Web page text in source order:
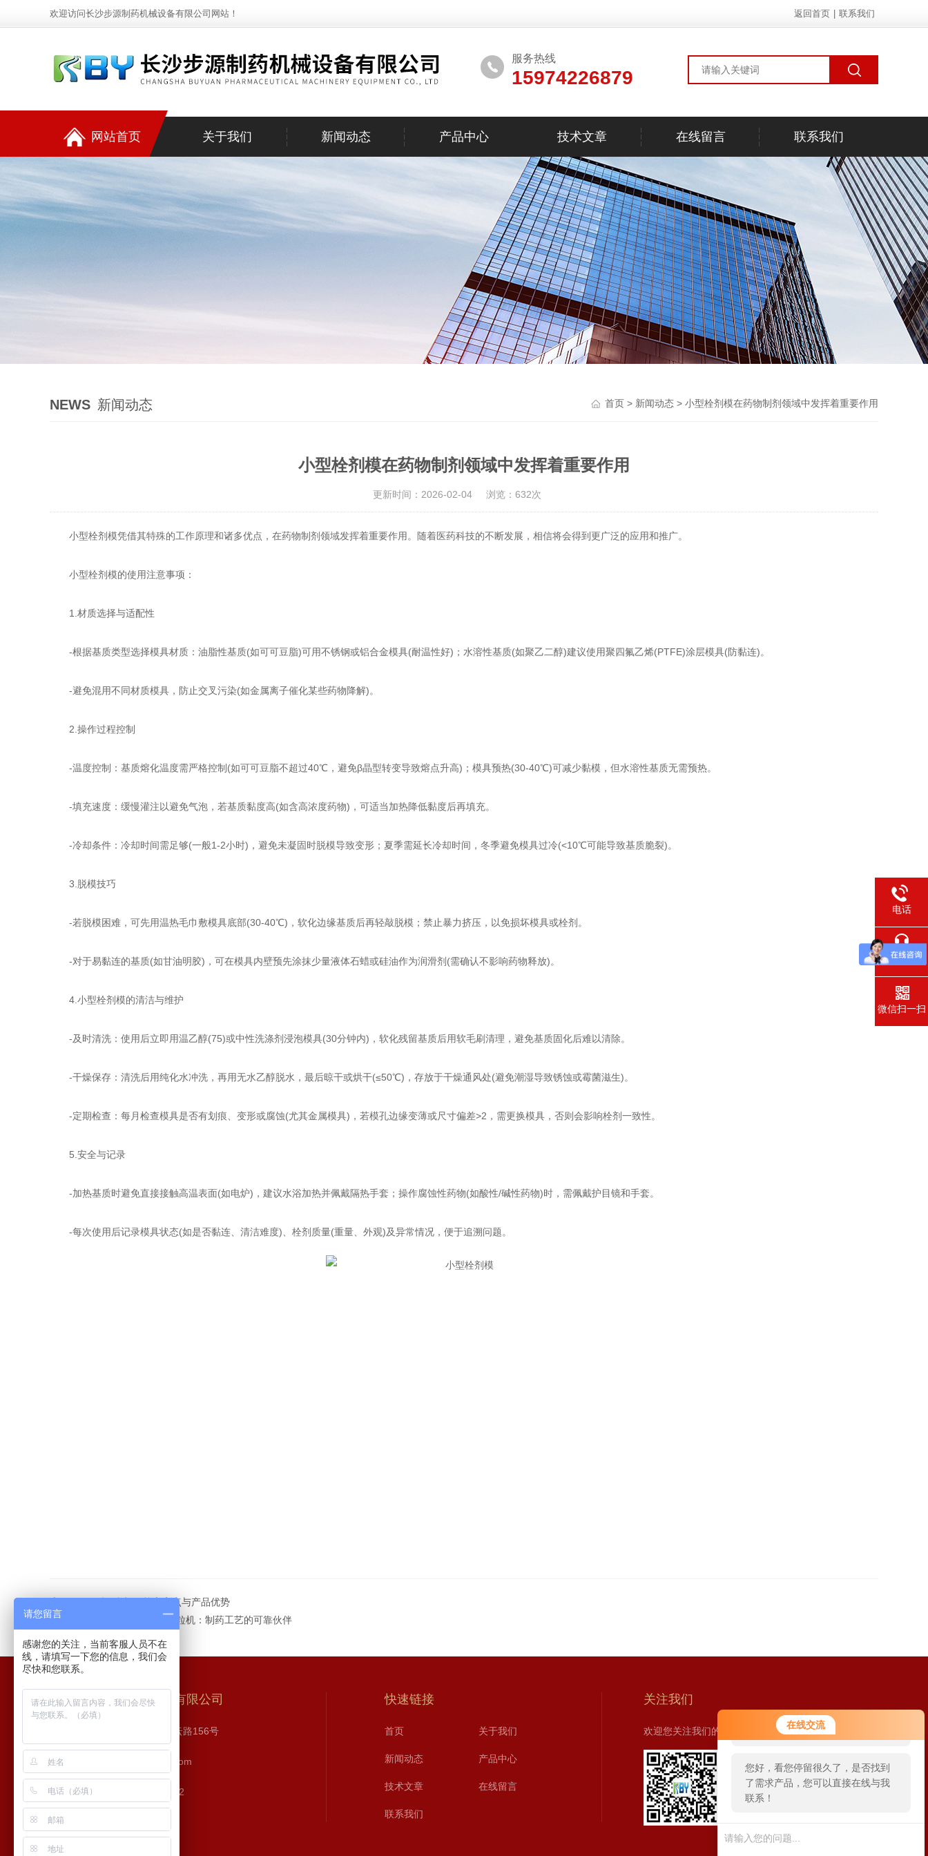
在线交流
您好！欢迎前来咨询，很高兴为您
服务，请问您要咨询什么问题呢？
您好，看您停留很久了，是否找到
了需求产品，您可以直接在线与我
联系！
欢迎访问长沙步源制药机械设备有限公司网站！ 返回首页 联系我们
服务热线
15974226879
网站首页 关于我们 新闻动态 产品中心 技术文章 在线留言 联系我们
NEWS 新闻动态 首页 > 新闻动态 > 小型栓剂模在药物制剂领域中发挥着重要作用
小型栓剂模在药物制剂领域中发挥着重要作用
更新时间：2026-02-04 浏览：632次
小型栓剂模凭借其特殊的工作原理和诸多优点，在药物制剂领域发挥着重要作用。随着医药科技的不断发展，相信将会得到更广泛的应用和推广。
小型栓剂模的使用注意事项：
1.材质选择与适配性
-根据基质类型选择模具材质：油脂性基质(如可可豆脂)可用不锈钢或铝合金模具(耐温性好)；水溶性基质(如聚乙二醇)建议使用聚四氟乙烯(PTFE)涂层模具(防黏连)。
-避免混用不同材质模具，防止交叉污染(如金属离子催化某些药物降解)。
2.操作过程控制
-温度控制：基质熔化温度需严格控制(如可可豆脂不超过40℃，避免β晶型转变导致熔点升高)；模具预热(30-40℃)可减少黏模，但水溶性基质无需预热。
-填充速度：缓慢灌注以避免气泡，若基质黏度高(如含高浓度药物)，可适当加热降低黏度后再填充。
-冷却条件：冷却时间需足够(一般1-2小时)，避免未凝固时脱模导致变形；夏季需延长冷却时间，冬季避免模具过冷(<10℃可能导致基质脆裂)。
3.脱模技巧
-若脱模困难，可先用温热毛巾敷模具底部(30-40℃)，软化边缘基质后再轻敲脱模；禁止暴力挤压，以免损坏模具或栓剂。
-对于易黏连的基质(如甘油明胶)，可在模具内壁预先涂抹少量液体石蜡或硅油作为润滑剂(需确认不影响药物释放)。
4.小型栓剂模的清洁与维护
-及时清洗：使用后立即用温乙醇(75)或中性洗涤剂浸泡模具(30分钟内)，软化残留基质后用软毛刷清理，避免基质固化后难以清除。
-干燥保存：清洗后用纯化水冲洗，再用无水乙醇脱水，最后晾干或烘干(≤50℃)，存放于干燥通风处(避免潮湿导致锈蚀或霉菌滋生)。
-定期检查：每月检查模具是否有划痕、变形或腐蚀(尤其金属模具)，若模孔边缘变薄或尺寸偏差>2，需更换模具，否则会影响栓剂一致性。
5.安全与记录
-加热基质时避免直接接触高温表面(如电炉)，建议水浴加热并佩戴隔热手套；操作腐蚀性药物(如酸性/碱性药物)时，需佩戴护目镜和手套。
-每次使用后记录模具状态(如是否黏连、清洁难度)、栓剂质量(重量、外观)及异常情况，便于追溯问题。
V型混合机：核心亮点与产品优势
下一篇：
长沙步源GHL混合制粒机：制药工艺的可靠伙伴
长沙步源制药机械设备有限公司
地址：长沙市 高新区 麓云路156号
邮箱：526252952@qq.com
传真：86-0731-84481792
快速链接
首页 关于我们
新闻动态 产品中心
技术文章 在线留言
联系我们
关注我们
欢迎您关注我们的微信公众号了解更多信息：
扫一扫
电话
在线交流
微信扫一扫
请您留言
感谢您的关注，当前客服人员不在
线，请填写一下您的信息，我们会
尽快和您联系。